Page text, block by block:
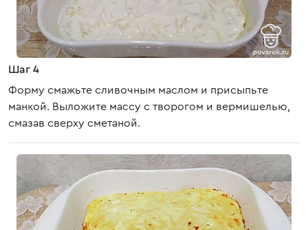
Шаг 4
Форму смажьте сливочным маслом и присыпьте
манкой. Выложите массу с творогом и вермишелью,
смазав сверху сметаной.